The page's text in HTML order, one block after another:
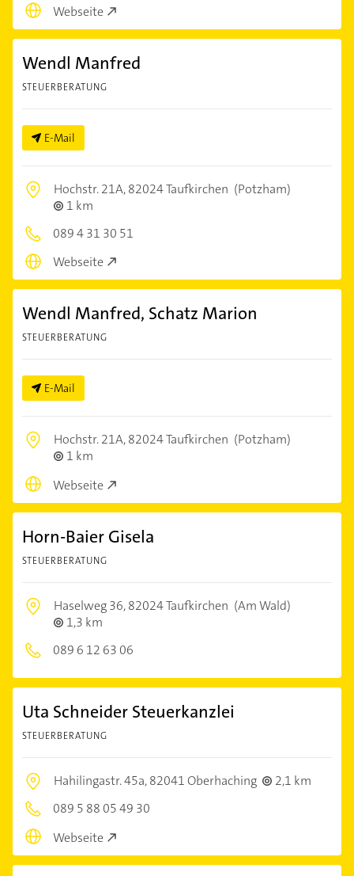
Webseite
Wendl Manfred
STEUERBERATUNG
E-Mail
Hochstr. 21A,82024 Taufkirchen (Potzham)
1 km
089 4 31 30 51
Webseite
Wendl Manfred, Schatz Marion
STEUERBERATUNG
E-Mail
Hochstr. 21A,82024 Taufkirchen (Potzham)
1 km
Webseite
Horn-Baier Gisela
STEUERBERATUNG
Haselweg 36,82024 Taufkirchen (Am Wald)
1,3 km
089 6 12 63 06
Uta Schneider Steuerkanzlei
STEUERBERATUNG
Hahilingastr. 45a,82041 Oberhaching
2,1 km
089 5 88 05 49 30
Webseite